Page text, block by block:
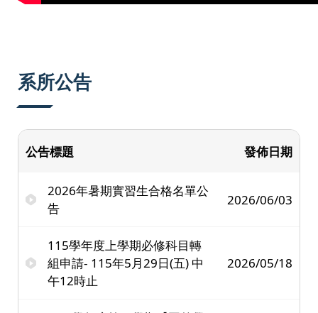
系所公告
公告標題 發佈日期
2026年暑期實習生合格名單公
告
2026/06/03
115學年度上學期必修科目轉
組申請- 115年5月29日(五) 中
午12時止
2026/05/18